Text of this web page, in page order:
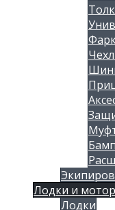
Лодки и
Лодки